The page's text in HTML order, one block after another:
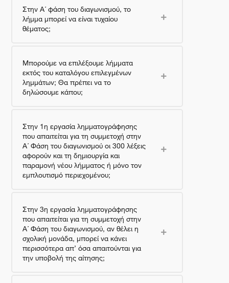
Στην Α΄ φάση του διαγωνισμού, το
λήμμα μπορεί να είναι τυχαίου
θέματος;
Μπορούμε να επιλέξουμε λήμματα
εκτός του καταλόγου επιλεγμένων
λημμάτων; Θα πρέπει να το
Στην 1η εργασία λημματογράφησης
που απαιτείται για τη συμμετοχή στην
Α΄ Φάση του διαγωνισμού οι 300 λέξεις
αφορούν και τη δημιουργία και
παραμονή νέου λήμματος ή μόνο τον
εμπλουτισμό περιεχομένου;
Στην 3η εργασία λημματογράφησης
που απαιτείται για τη συμμετοχή στην
Α΄ Φάση του διαγωνισμού, αν θέλει η
σχολική μονάδα, μπορεί να κάνει
περισσότερα απ’ όσα απαιτούνται για
την υποβολή της αίτησης;